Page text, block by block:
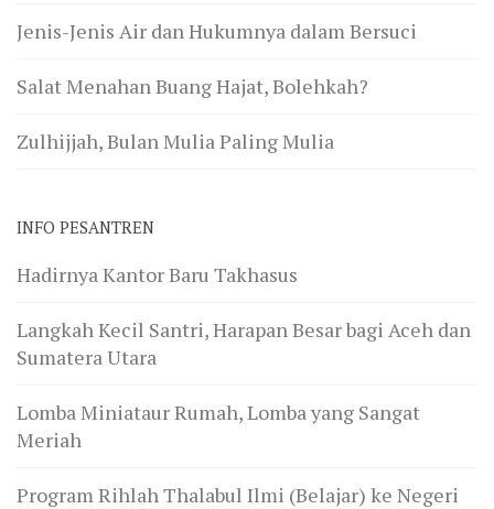
Jenis-Jenis Air dan Hukumnya dalam Bersuci
Salat Menahan Buang Hajat, Bolehkah?
Zulhijjah, Bulan Mulia Paling Mulia
INFO PESANTREN
Hadirnya Kantor Baru Takhasus
Langkah Kecil Santri, Harapan Besar bagi Aceh dan
Sumatera Utara
Lomba Miniataur Rumah, Lomba yang Sangat
Meriah
Program Rihlah Thalabul Ilmi (Belajar) ke Negeri